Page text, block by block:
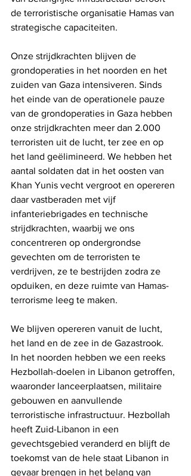
de terroristische organisatie Hamas van
strategische capaciteiten.
Onze strijdkrachten blijven de
grondoperaties in het noorden en het
zuiden van Gaza intensiveren. Sinds
het einde van de operationele pauze
van de grondoperaties in Gaza hebben
onze strijdkrachten meer dan 2.000
terroristen uit de lucht, ter zee en op
het land geëlimineerd. We hebben het
aantal soldaten dat in het oosten van
Khan Yunis vecht vergroot en opereren
daar vastberaden met vijf
infanteriebrigades en technische
strijdkrachten, waarbij we ons
concentreren op ondergrondse
gevechten om de terroristen te
verdrijven, ze te bestrijden zodra ze
opduiken, en deze ruimte van Hamas-
terrorisme leeg te maken.
We blijven opereren vanuit de lucht,
het land en de zee in de Gazastrook.
In het noorden hebben we een reeks
Hezbollah-doelen in Libanon getroffen,
waaronder lanceerplaatsen, militaire
gebouwen en aanvullende
terroristische infrastructuur. Hezbollah
heeft Zuid-Libanon in een
gevechtsgebied veranderd en blijft de
toekomst van de hele staat Libanon in
gevaar brengen in het belang van